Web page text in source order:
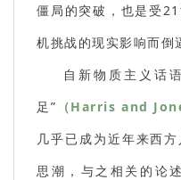
僵局的突破，也是受
机挑战的现实影响而倒
自新物质主义话
足” （Harris and
几乎已成为近年来西
思潮，与之相关的论